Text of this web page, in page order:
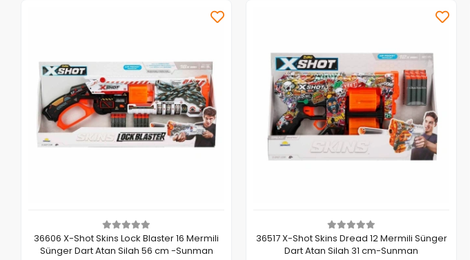
Sepete Ekle
36606 X-Shot Skins Lock Blaster 16 Mermili
Sünger Dart Atan Silah 56 cm -Sunman
Sepete Ekle
36517 X-Shot Skins Dread 12 Mermili Sünger
Dart Atan Silah 31 cm-Sunman